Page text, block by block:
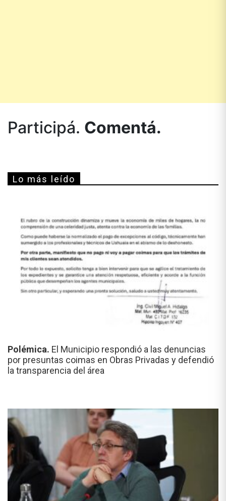
Participá. Comentá.
Lo más leído
Polémica. El Municipio respondió a las denuncias
por presuntas coimas en Obras Privadas y defendió
la transparencia del área